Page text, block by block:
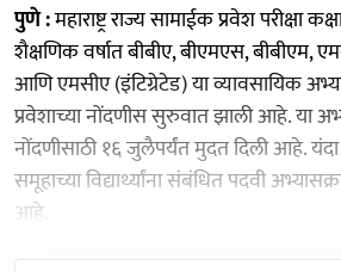
पुणे :महाराष्ट्र राज्य सामाईक प्रवेश परीक्षा
शैक्षणिक वर्षात बीबीए, बीएमएस, बीबीएम,
आणि एमसीए (इंटिग्रेटेड) या व्यावसायिक
प्रवेशाच्या नोंदणीस सुरुवात झाली आहे. या
नोंदणीसाठी १६ जुलैपर्यंत मुदत दिली आहे.
समूहाच्या विद्यार्थ्यांना संबंधित पदवी
आहे.